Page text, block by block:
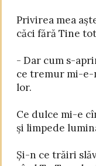
Privirea mea
căci fără Tine
- Dar cum s-
ce tremur mi-
lor.
Ce dulce mi-e
și limpede
Și-n ce trăiri